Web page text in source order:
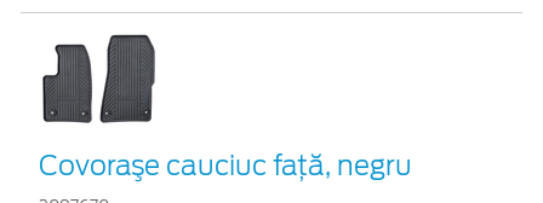
Covoraşe cauciuc față, negru